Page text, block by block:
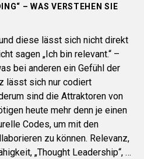
– WAS VERSTEHEN SIE
diese lässt sich nicht direkt
sagen „Ich bin relevant.“ –
bei anderen ein Gefühl der
lässt sich nur codiert
sind die Attraktoren von
heute mehr denn je einen
Codes, um mit den
zu können. Relevanz,
„Thought Leadership“, …